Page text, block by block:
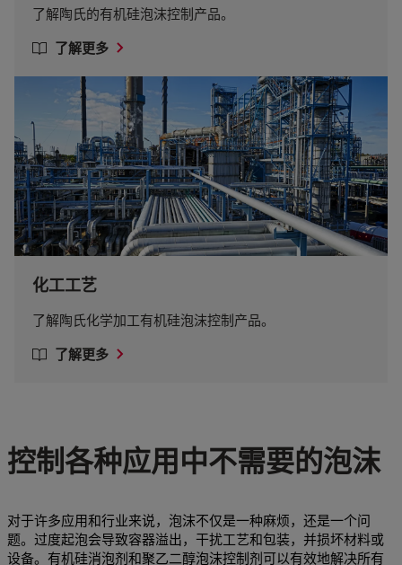
了解陶氏的有机硅泡沫控制产品。
了解更多
化工工艺
了解陶氏化学加工有机硅泡沫控制产品。
了解更多
控制各种应用中不需要的泡沫
对于许多应用和行业来说，泡沫不仅是一种麻烦，还是一个问
题。过度起泡会导致容器溢出，干扰工艺和包装，并损坏材料或
设备。有机硅消泡剂和聚乙二醇泡沫控制剂可以有效地解决所有